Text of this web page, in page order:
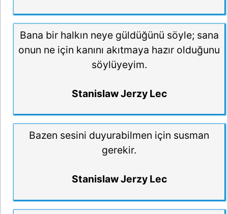
Bana bir halkın neye güldüğünü söyle; sana
onun ne için kanını akıtmaya hazır olduğunu
söylüyeyim.
Stanislaw Jerzy Lec
Bazen sesini duyurabilmen için susman
gerekir.
Stanislaw Jerzy Lec